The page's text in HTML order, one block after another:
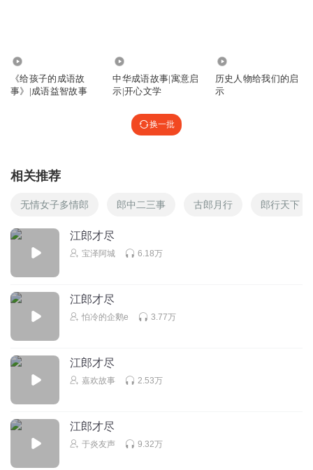
《给孩子的成语故
事》|成语益智故事
中华成语故事|寓意启
示|开心文学
历史人物给我们的启
示
换一批
相关推荐
无情女子多情郎 郎中二三事 古郎月行 郎行天下
江郎才尽
宝泽阿城 6.18万
江郎才尽
怕冷的企鹅e 3.77万
江郎才尽
嘉欢故事 2.53万
江郎才尽
于炎友声 9.32万